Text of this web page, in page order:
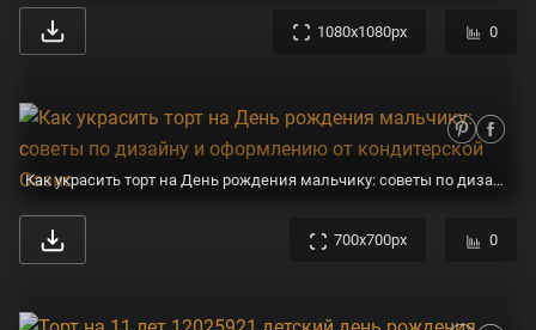
1080x1080px 0
Как украсить торт на День рождения мальчику: советы по дизайну и оформлению от кондитерской Оазис
700x700px 0